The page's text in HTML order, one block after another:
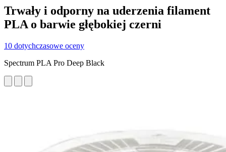
Trwały i odporny na uderzenia filament
PLA o barwie głębokiej czerni
10 dotychczasowe oceny
Spectrum PLA Pro Deep Black